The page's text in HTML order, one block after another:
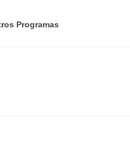
Programas